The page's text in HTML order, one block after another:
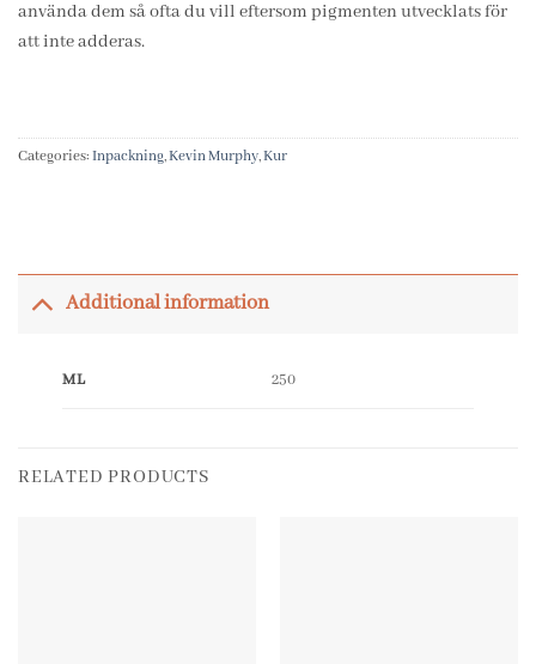
använda dem så ofta du vill eftersom pigmenten utvecklats för
att inte adderas.
Categories: Inpackning,Kevin Murphy,Kur
Additional information
ML 250
RELATED PRODUCTS